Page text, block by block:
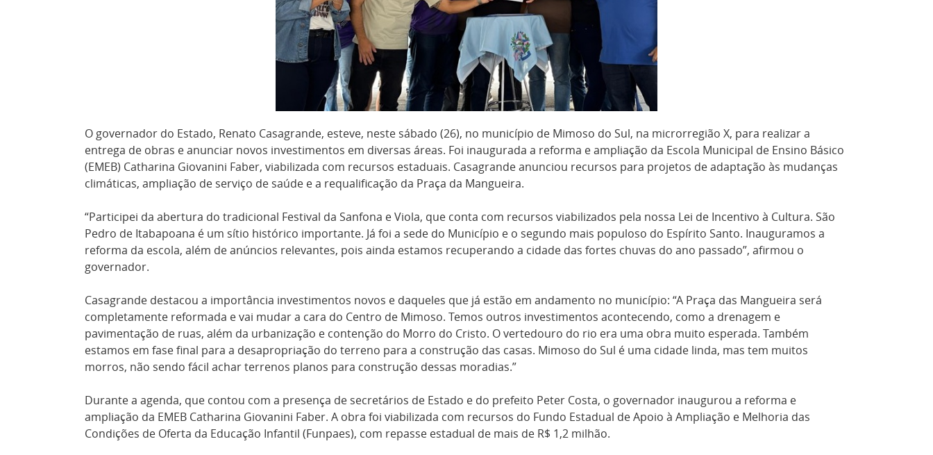
O governador do Estado, Renato Casagrande, esteve, neste sábado (26), no município de Mimoso do Sul, na microrregião X, para realizar a
entrega de obras e anunciar novos investimentos em diversas áreas. Foi inaugurada a reforma e ampliação da Escola Municipal de Ensino Básico
(EMEB) Catharina Giovanini Faber, viabilizada com recursos estaduais. Casagrande anunciou recursos para projetos de adaptação às mudanças
climáticas, ampliação de serviço de saúde e a requalificação da Praça da Mangueira.
“Participei da abertura do tradicional Festival da Sanfona e Viola, que conta com recursos viabilizados pela nossa Lei de Incentivo à Cultura. São
Pedro de Itabapoana é um sítio histórico importante. Já foi a sede do Município e o segundo mais populoso do Espírito Santo. Inauguramos a
reforma da escola, além de anúncios relevantes, pois ainda estamos recuperando a cidade das fortes chuvas do ano passado”, afirmou o
governador.
Casagrande destacou a importância investimentos novos e daqueles que já estão em andamento no município: “A Praça das Mangueira será
completamente reformada e vai mudar a cara do Centro de Mimoso. Temos outros investimentos acontecendo, como a drenagem e
pavimentação de ruas, além da urbanização e contenção do Morro do Cristo. O vertedouro do rio era uma obra muito esperada. Também
estamos em fase final para a desapropriação do terreno para a construção das casas. Mimoso do Sul é uma cidade linda, mas tem muitos
morros, não sendo fácil achar terrenos planos para construção dessas moradias.”
Durante a agenda, que contou com a presença de secretários de Estado e do prefeito Peter Costa, o governador inaugurou a reforma e
ampliação da EMEB Catharina Giovanini Faber. A obra foi viabilizada com recursos do Fundo Estadual de Apoio à Ampliação e Melhoria das
Condições de Oferta da Educação Infantil (Funpaes), com repasse estadual de mais de R$ 1,2 milhão.